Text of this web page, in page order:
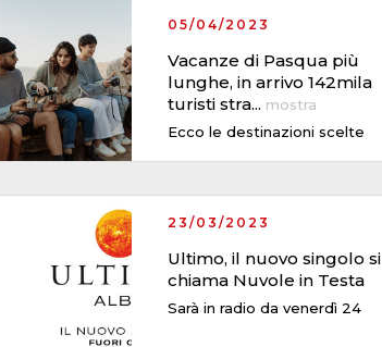
05/04/2023
Vacanze di Pasqua più
lunghe, in arrivo 142mila
turisti stra... mostra
Ecco le destinazioni scelte
23/03/2023
Ultimo, il nuovo singolo si
chiama Nuvole in Testa
Sarà in radio da venerdì 24